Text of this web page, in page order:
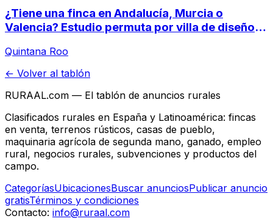
¿Tiene una finca en Andalucía, Murcia o
Valencia? Estudio permuta por villa de diseño
Quintana Roo
← Volver al tablón
RURAAL.com — El tablón de anuncios rurales
Clasificados rurales en España y Latinoamérica: fincas
en venta, terrenos rústicos, casas de pueblo,
maquinaria agrícola de segunda mano, ganado, empleo
rural, negocios rurales, subvenciones y productos del
campo.
CategoríasUbicacionesBuscar anunciosPublicar anuncio
gratisTérminos y condiciones
Contacto: info@ruraal.com